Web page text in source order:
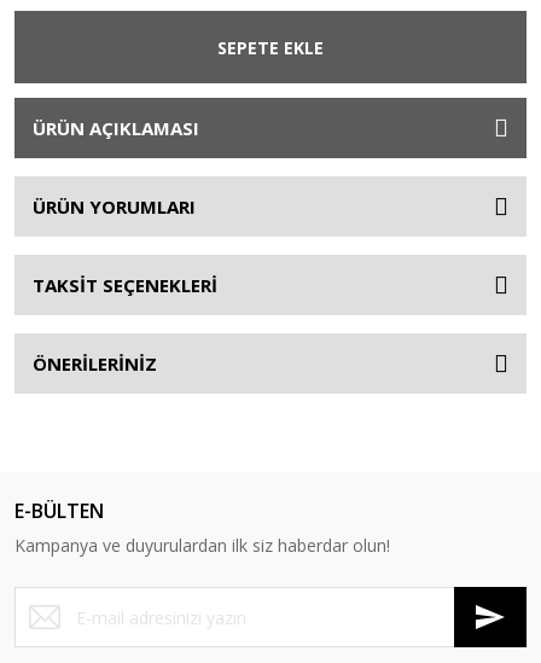
SEPETE EKLE
ÜRÜN AÇIKLAMASI
ÜRÜN YORUMLARI
TAKSİT SEÇENEKLERİ
ÖNERİLERİNİZ
E-BÜLTEN
Kampanya ve duyurulardan ilk siz haberdar olun!